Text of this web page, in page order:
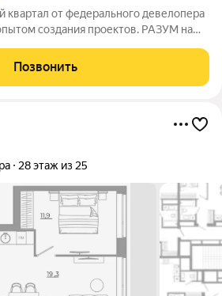
создания проектов. РАЗУМ на
Квартал в Чкаловском
Позвонить
28 этаж из 25